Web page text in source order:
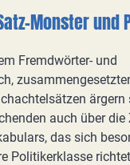
Monster und
Fremdwörter- und
ärgern
auch über
das sich
Politikerklasse